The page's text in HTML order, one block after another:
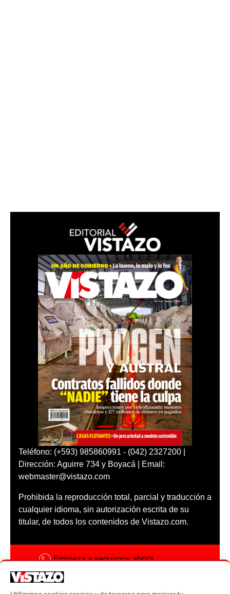
Teléfono: (+593) 985860991 - (042) 2327200 |
Dirección: Aguirre 734 y Boyacá | Email:
webmaster@vistazo.com
Prohibida la reproducción total, parcial y traducción a
cualquier idioma, sin autorización escrita de su
titular, de todos los contenidos de Vistazo.com.
Empieza a seguirnos ahora